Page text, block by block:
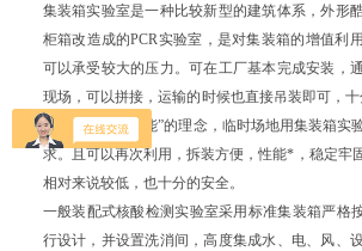
集装箱实验室是一种比较新型的建筑体系，外形
柜箱改造成的PCR实验室，是对集装箱的增值利
可以承受较大的压力。可在工厂基本完成安装，
现场，可以拼接，运输的时候也直接吊装即可，
色环保、低碳节能”的理念，临时场地用集装箱实
求。且可以再次利用，拆装方便，性能*，稳定牢
相对来说较低，也十分的安全。
一般装配式核酸检测实验室采用标准集装箱严格
行设计，并设置洗消间，高度集成水、电、风、